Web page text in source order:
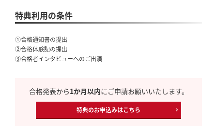
特典利用の条件
①合格通知書の提出
②合格体験記の提出
③合格者インタビューへのご出演
合格発表から1か月以内にご申請お願いいたします。
特典のお申込みはこちら